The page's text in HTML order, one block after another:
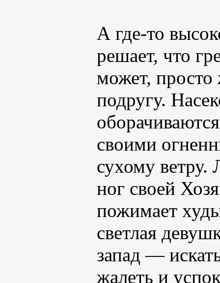
А где-то
решает, что
может, просто
подругу.
своими
сухому
ног своей
пожимает
светлая
запад —
жалеть и